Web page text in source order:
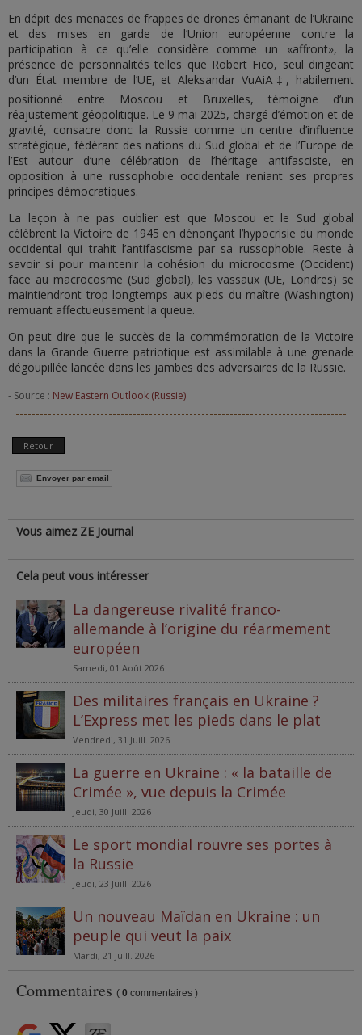
En dépit des menaces de frappes de drones émanant de l’Ukraine
et des mises en garde de l’Union européenne contre la
participation à ce qu’elle considère comme un «affront», la
présence de personnalités telles que Robert Fico, seul dirigeant
d’un État membre de l’UE, et Aleksandar VuÄiÄ‡, habilement
positionné entre Moscou et Bruxelles, témoigne d’un
réajustement géopolitique. Le 9 mai 2025, chargé d’émotion et de
gravité, consacre donc la Russie comme un centre d’influence
stratégique, fédérant des nations du Sud global et de l’Europe de
l’Est autour d’une célébration de l’héritage antifasciste, en
opposition à une russophobie occidentale reniant ses propres
principes démocratiques.
La leçon à ne pas oublier est que Moscou et le Sud global
célèbrent la Victoire de 1945 en dénonçant l’hypocrisie du monde
occidental qui trahit l’antifascisme par sa russophobie. Reste à
savoir si pour maintenir la cohésion du microcosme (Occident)
face au macrocosme (Sud global), les vassaux (UE, Londres) se
maintiendront trop longtemps aux pieds du maître (Washington)
remuant affectueusement la queue.
On peut dire que le succès de la commémoration de la Victoire
dans la Grande Guerre patriotique est assimilable à une grenade
dégoupillée lancée dans les jambes des adversaires de la Russie.
- Source : New Eastern Outlook (Russie)
Retour
Envoyer par email
Vous aimez ZE Journal
Cela peut vous intéresser
La dangereuse rivalité franco-
allemande à l’origine du réarmement
européen
Samedi, 01 Août 2026
Des militaires français en Ukraine ?
L’Express met les pieds dans le plat
Vendredi, 31 Juill. 2026
La guerre en Ukraine : « la bataille de
Crimée », vue depuis la Crimée
Jeudi, 30 Juill. 2026
Le sport mondial rouvre ses portes à
la Russie
Jeudi, 23 Juill. 2026
Un nouveau Maïdan en Ukraine : un
peuple qui veut la paix
Mardi, 21 Juill. 2026
Commentaires ( 0 commentaires )